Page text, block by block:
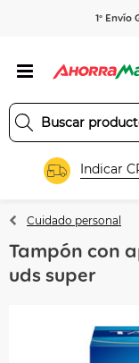
1º Envío
Indicar
Cuidado personal
Tampón con
uds super